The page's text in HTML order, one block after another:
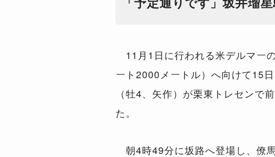
11月1日に行われる米デルマー
ート2000メートル）へ向けて15
（牡4、矢作）が栗東トレセンで
た。
朝4時49分に坂路へ登場し、僚